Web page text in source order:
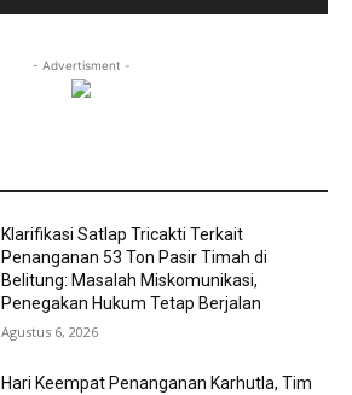
- Advertisment -
Klarifikasi Satlap Tricakti Terkait
Penanganan 53 Ton Pasir Timah di
Belitung: Masalah Miskomunikasi,
Penegakan Hukum Tetap Berjalan
Agustus 6, 2026
Hari Keempat Penanganan Karhutla, Tim